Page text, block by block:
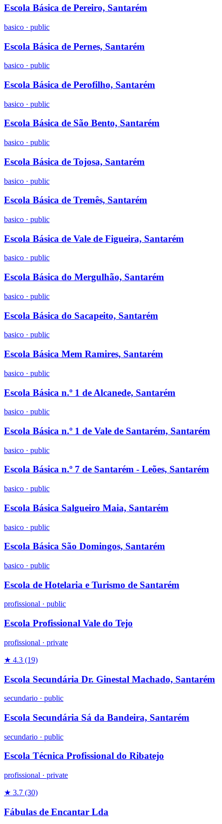
Escola Básica de Pereiro, Santarém
basico · public
Escola Básica de Pernes, Santarém
basico · public
Escola Básica de Perofilho, Santarém
basico · public
Escola Básica de São Bento, Santarém
basico · public
Escola Básica de Tojosa, Santarém
basico · public
Escola Básica de Tremês, Santarém
basico · public
Escola Básica de Vale de Figueira, Santarém
basico · public
Escola Básica do Mergulhão, Santarém
basico · public
Escola Básica do Sacapeito, Santarém
basico · public
Escola Básica Mem Ramires, Santarém
basico · public
Escola Básica n.º 1 de Alcanede, Santarém
basico · public
Escola Básica n.º 1 de Vale de Santarém, Santarém
basico · public
Escola Básica n.º 7 de Santarém - Leões, Santarém
basico · public
Escola Básica Salgueiro Maia, Santarém
basico · public
Escola Básica São Domingos, Santarém
basico · public
Escola de Hotelaria e Turismo de Santarém
profissional · public
Escola Profissional Vale do Tejo
profissional · private
★ 4.3 (19)
Escola Secundária Dr. Ginestal Machado, Santarém
secundario · public
Escola Secundária Sá da Bandeira, Santarém
secundario · public
Escola Técnica Profissional do Ribatejo
profissional · private
★ 3.7 (30)
Fábulas de Encantar Lda